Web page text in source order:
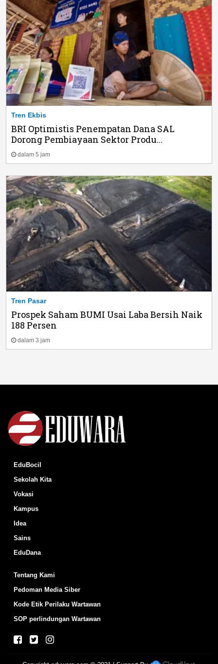
Tren Ekbis
BRI Optimistis Penempatan Dana SAL
Dorong Pembiayaan Sektor Produ...
dalam 5 jam
Tren Pasar
Prospek Saham BUMI Usai Laba Bersih Naik
188 Persen
dalam 3 jam
EduBocil
Sekolah Kita
Vokasi
Kampus
Idea
Sains
EduDana
Tentang Kami
Pedoman Media Siber
Kode Etik Perilaku Wartawan
SOP perlindungan Wartawan